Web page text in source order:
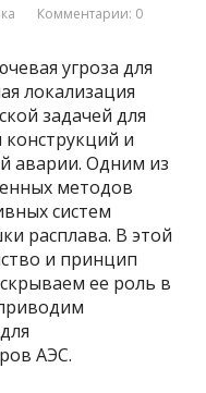
Комментарии: 0
угроза для
локализация
задачей для
и
аварии. Одним из
методов
систем
расплава. В этой
и принцип
ее роль в
АЭС.